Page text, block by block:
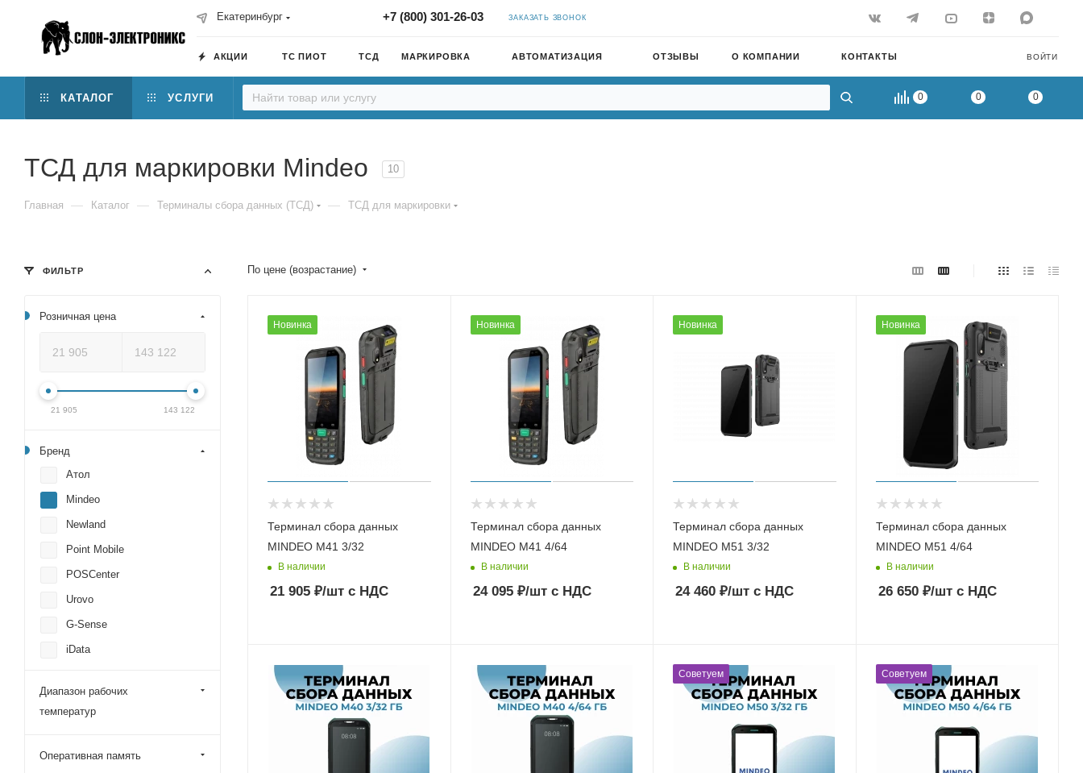
Екатеринбург +7 (800) 301-26-03 ЗАКАЗАТЬ ЗВОНОК
ВОЙТИ
АКЦИИ ТС ПИОТ ТСД МАРКИРОВКА АВТОМАТИЗАЦИЯ ОТЗЫВЫ О КОМПАНИИ КОНТАКТЫ
0 0 0
КАТАЛОГ УСЛУГИ
ТСД для маркировки Mindeo 10
Главная — Каталог — Терминалы сбора данных (ТСД) — ТСД для маркировки
По цене (возрастание)
Новинка
Терминал сбора данных
MINDEO M41 3/32
В наличии
21 905 ₽/шт с НДС
Новинка
Терминал сбора данных
MINDEO M41 4/64
В наличии
24 095₽/штс НДС
Новинка
Терминал сбора данных
MINDEO M51 3/32
В наличии
24 460 ₽/шт с НДС
Новинка
Терминал сбора данных
MINDEO M51 4/64
В наличии
26 650₽/штс НДС
Советуем Советуем
ФИЛЬТР
Розничная цена
21 905 143 122
Бренд
Атол
Mindeo
Newland
Point Mobile
POSCenter
Urovo
G-Sense
iData
Mertech (Mercury)
Диапазон рабочих
температур
Оперативная память